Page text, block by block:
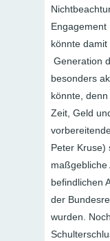
könnte
Generation
besonders
könnte,
Zeit, Geld
Peter Kruse)
maßgebliche
befindlichen
der
wurden.